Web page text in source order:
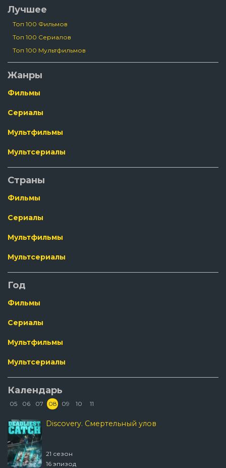
Лучшее
Топ 100 Фильмов
Топ 100 Сериалов
Топ 100 Мультфильмов
Жанры
Фильмы
Сериалы
Мультфильмы
Мультсериалы
Страны
Фильмы
Сериалы
Мультфильмы
Мультсериалы
Год
Фильмы
Сериалы
Мультфильмы
Мультсериалы
Календарь
05 06 07 08 09 10 11
Discovery. Смертельный улов
21 сезон
16 эпизод